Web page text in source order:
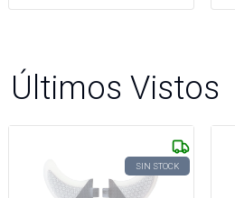
Últimos Vistos
SIN STOCK